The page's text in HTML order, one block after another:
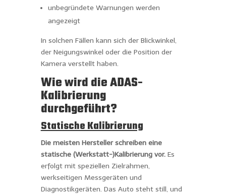
unbegründete Warnungen werden
angezeigt
In solchen Fällen kann sich der Blickwinkel,
der Neigungswinkel oder die Position der
Kamera verstellt haben.
Wie wird die ADAS-
Kalibrierung
durchgeführt?
Statische Kalibrierung
Die meisten Hersteller schreiben eine
statische (Werkstatt-)Kalibrierung vor. Es
erfolgt mit speziellen Zielrahmen,
werkseitigen Messgeräten und
Diagnostikgeräten. Das Auto steht still, und